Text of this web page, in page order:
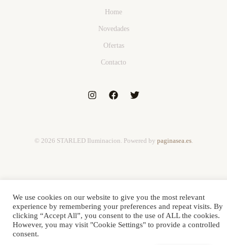
Home
Novedades
Ofertas
Contacto
© 2026 STARLED Iluminacion. Powered by paginasea.es.
We use cookies on our website to give you the most relevant
experience by remembering your preferences and repeat visits. By
clicking “Accept All”, you consent to the use of ALL the cookies.
However, you may visit "Cookie Settings" to provide a controlled
consent.